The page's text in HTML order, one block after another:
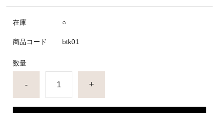
在庫 ○
商品コード btk01
数量
- +